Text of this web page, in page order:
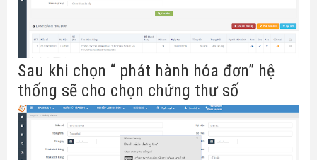
Sau khi chọn “ phát hành hóa đơn” hệ
thống sẽ cho chọn chứng thư số